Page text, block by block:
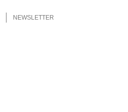
NEWSLETTER